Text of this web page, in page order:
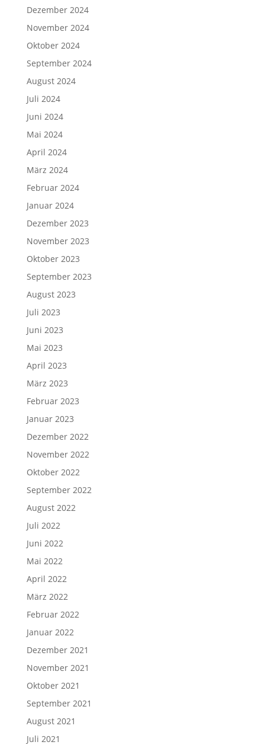
Dezember 2024
November 2024
Oktober 2024
September 2024
August 2024
Juli 2024
Juni 2024
Mai 2024
April 2024
März 2024
Februar 2024
Januar 2024
Dezember 2023
November 2023
Oktober 2023
September 2023
August 2023
Juli 2023
Juni 2023
Mai 2023
April 2023
März 2023
Februar 2023
Januar 2023
Dezember 2022
November 2022
Oktober 2022
September 2022
August 2022
Juli 2022
Juni 2022
Mai 2022
April 2022
März 2022
Februar 2022
Januar 2022
Dezember 2021
November 2021
Oktober 2021
September 2021
August 2021
Juli 2021